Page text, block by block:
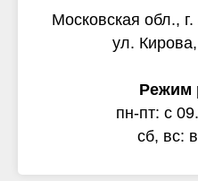
Московская обл.,
ул.
Режим
пн-пт: с
сб, вс: